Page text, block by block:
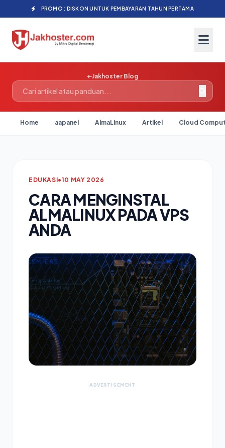
PROMO : DISKON UNTUK PEMBAYARAN TAHUN PERTAMA
Jakhoster Blog
Home aapanel AlmaLinux Artikel Cloud
EDUKASI•10 MAY 2026
CARA MENGINSTAL
ALMALINUX PADA VPS
ANDA
ADVERTISEMENT